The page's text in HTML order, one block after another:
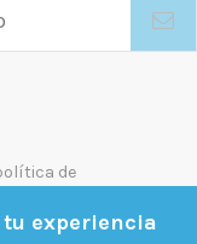
de
experiencia